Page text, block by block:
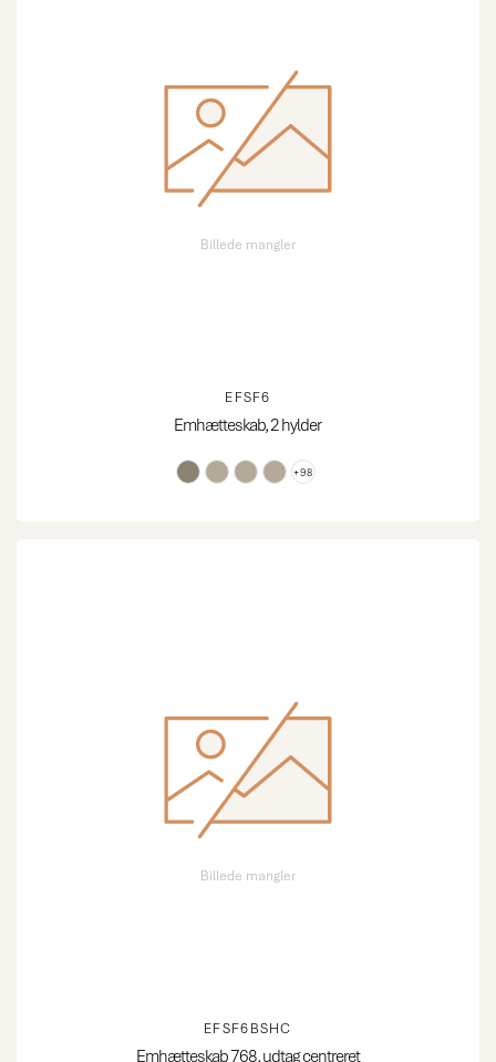
Billede mangler
EFSF6
Emhætteskab, 2 hylder
+98
Billede mangler
EFSF6BSHC
Emhætteskab 768, udtag centreret